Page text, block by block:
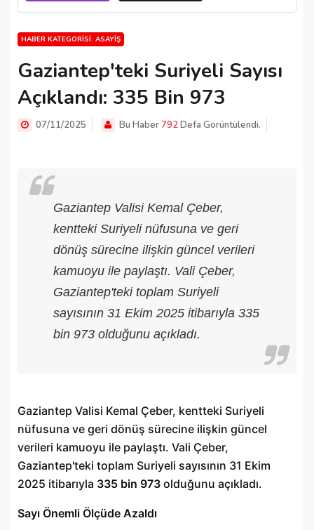
HABER KATEGORISI: ASAYIŞ
Gaziantep'teki Suriyeli Sayısı
Açıklandı: 335 Bin 973
07/11/2025 Bu Haber792Defa Görüntülendi.
Gaziantep Valisi Kemal Çeber,
kentteki Suriyeli nüfusuna ve geri
dönüş sürecine ilişkin güncel verileri
kamuoyu ile paylaştı. Vali Çeber,
Gaziantep'teki toplam Suriyeli
sayısının 31 Ekim 2025 itibarıyla 335
bin 973 olduğunu açıkladı.
Gaziantep Valisi Kemal Çeber, kentteki Suriyeli
nüfusuna ve geri dönüş sürecine ilişkin güncel
verileri kamuoyu ile paylaştı. Vali Çeber,
Gaziantep'teki toplam Suriyeli sayısının 31 Ekim
2025 itibarıyla 335 bin 973 olduğunu açıkladı.
Sayı Önemli Ölçüde Azaldı